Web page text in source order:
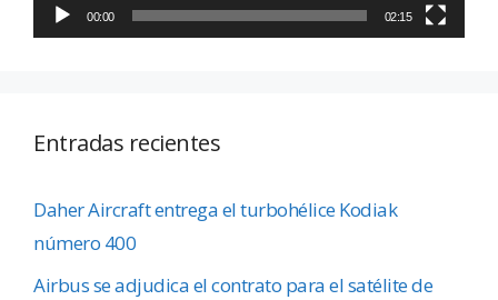
00:00 02:15
Entradas recientes
Daher Aircraft entrega el turbohélice Kodiak
número 400
Airbus se adjudica el contrato para el satélite de